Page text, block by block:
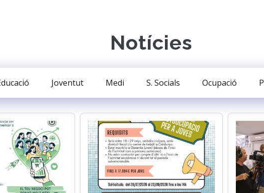
Notícies
Joventut Medi S. Socials Ocupació